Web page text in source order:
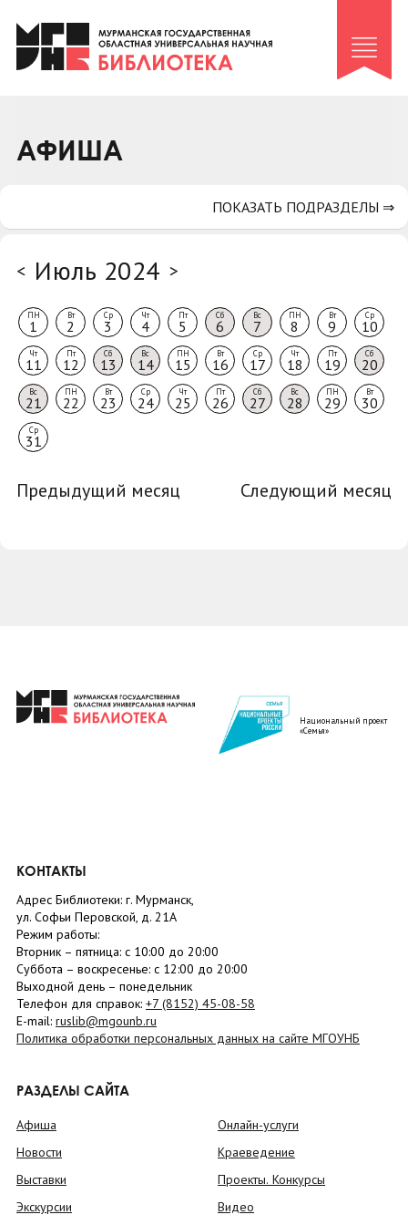
Клуб «Гиря и сельдерей»
Клуб «Семейный архив»
Коллегам
АФИША
< Июль 2024 >
ПН
1
Вт
2
Ср
3
Чт
4
Пт
5
Сб
6
Вс
7
ПН
8
Вт
9
Ср
10
Чт
11
Пт
12
Сб
13
Вс
14
ПН
15
Вт
16
Ср
17
Чт
18
Пт
19
Сб
20
Вс
21
ПН
22
Вт
23
Ср
24
Чт
25
Пт
26
Сб
27
Вс
28
ПН
29
Вт
30
Ср
31
Предыдущий месяц Следующий месяц
ПОКАЗАТЬ ПОДРАЗДЕЛЫ ⇒
Национальный проект
«Семья»
КОНТАКТЫ
Адрес Библиотеки: г. Мурманск,
ул. Софьи Перовской, д. 21А
Режим работы:
Вторник – пятница: с 10:00 до 20:00
Суббота – воскресенье: c 12:00 до 20:00
Выходной день – понедельник
Телефон для справок: +7 (8152) 45-08-58
E-mail: ruslib@mgounb.ru
Политика обработки персональных данных на сайте МГОУНБ
РАЗДЕЛЫ САЙТА
Афиша
Новости
Выставки
Экскурсии
Онлайн-услуги
Краеведение
Проекты. Конкурсы
Видео